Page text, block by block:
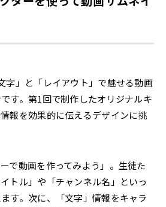
字」と「レイアウト」で魅せる動画
す。第1回で制作したオリジナルキ
報を効果的に伝えるデザインに挑
で動画を作ってみよう」。生徒た
トル」や「チャンネル名」といっ
す。次に、「文字」情報をキャラ